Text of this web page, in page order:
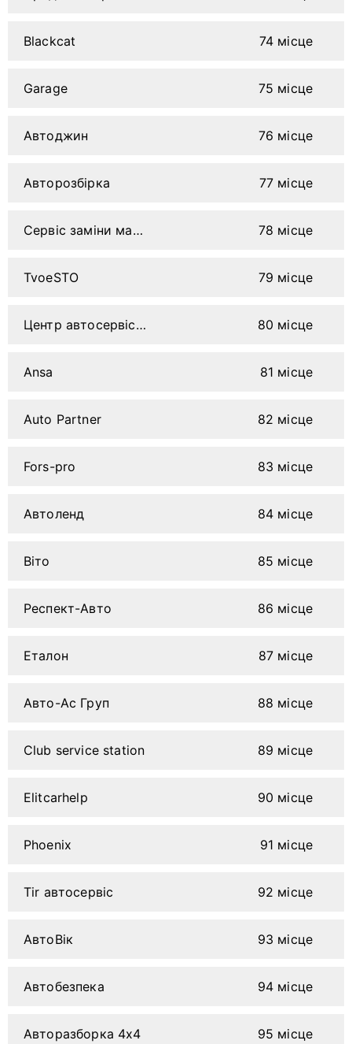
Blackcat 74 місце
Garage 75 місце
Автоджин 76 місце
Авторозбірка 77 місце
Сервіс заміни масла на Немирівському шосе 78 місце
TvoeSTO 79 місце
Центр автосервісу на Гагаріна 80 місце
Ansa 81 місце
Auto Partner 82 місце
Fors-pro 83 місце
Автоленд 84 місце
Віто 85 місце
Респект-Авто 86 місце
Еталон 87 місце
Авто-Ас Груп 88 місце
Club service station 89 місце
Elitcarhelp 90 місце
Phoenix 91 місце
Tir автосервіс 92 місце
АвтоВік 93 місце
Автобезпека 94 місце
Авторазборка 4х4 95 місце